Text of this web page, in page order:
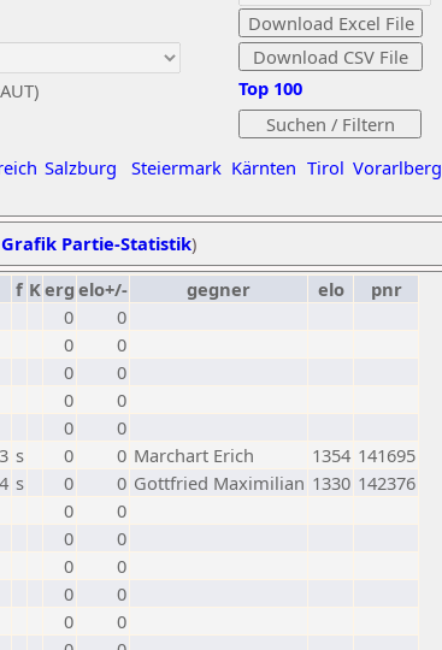
Salzburg Steiermark Kärnten Tirol Vorarlberg
Top 100
Grafik Partie-Statistik)
f Kerg elo+/- gegner elo
pnr
0
0
0
0
0
0
0
0
0
0
s 0 0 Marchart Erich 1354 141695
s 0 0 Gottfried Maximilian 1330 142376
0
0
0
0
0
0
0
0
0
0